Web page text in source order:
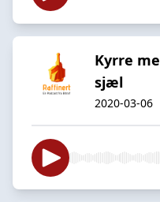
Kyrre
sjæl
2020-03-06